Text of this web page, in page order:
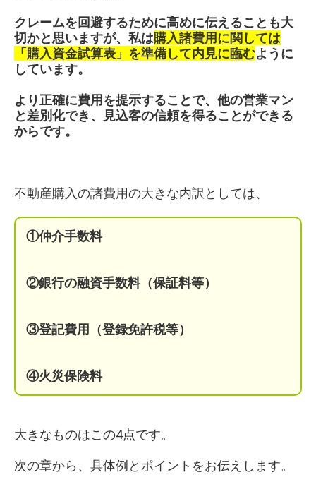
クレームを回避するために高めに伝えることも大
切かと思いますが、私は購入諸費用に関しては
「購入資金試算表」を準備して内見に臨むように
しています。
より正確に費用を提示することで、他の営業マン
と差別化でき、見込客の信頼を得ることができる
からです。
不動産購入の諸費用の大きな内訳としては、
①仲介手数料
②銀行の融資手数料（保証料等）
③登記費用（登録免許税等）
④火災保険料
大きなものはこの4点です。
次の章から、具体例とポイントをお伝えします。